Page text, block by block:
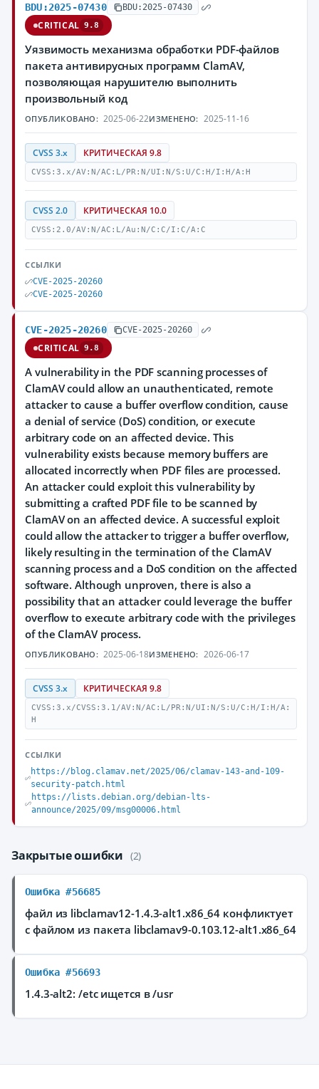
BDU:2025-07430 BDU:2025-07430
CRITICAL 9.8
Уязвимость механизма обработки PDF-файлов
пакета антивирусных программ ClamAV,
позволяющая нарушителю выполнить
произвольный код
ОПУБЛИКОВАНО: 2025-06-22ИЗМЕНЕНО: 2025-11-16
CVSS 3.x КРИТИЧЕСКАЯ 9.8
CVSS:3.x/AV:N/AC:L/PR:N/UI:N/S:U/C:H/I:H/A:H
CVSS 2.0 КРИТИЧЕСКАЯ 10.0
CVSS:2.0/AV:N/AC:L/Au:N/C:C/I:C/A:C
ССЫЛКИ
CVE-2025-20260
CVE-2025-20260
CVE-2025-20260 CVE-2025-20260
CRITICAL 9.8
A vulnerability in the PDF scanning processes of
ClamAV could allow an unauthenticated, remote
attacker to cause a buffer overflow condition, cause
a denial of service (DoS) condition, or execute
arbitrary code on an affected device. This
vulnerability exists because memory buffers are
allocated incorrectly when PDF files are processed.
An attacker could exploit this vulnerability by
submitting a crafted PDF file to be scanned by
ClamAV on an affected device. A successful exploit
could allow the attacker to trigger a buffer overflow,
likely resulting in the termination of the ClamAV
scanning process and a DoS condition on the affected
software. Although unproven, there is also a
possibility that an attacker could leverage the buffer
overflow to execute arbitrary code with the privileges
of the ClamAV process.
ОПУБЛИКОВАНО: 2025-06-18ИЗМЕНЕНО: 2026-06-17
CVSS 3.x КРИТИЧЕСКАЯ 9.8
CVSS:3.x/CVSS:3.1/AV:N/AC:L/PR:N/UI:N/S:U/C:H/I:H/A:
H
ССЫЛКИ
https://blog.clamav.net/2025/06/clamav-143-and-109-
security-patch.html
https://lists.debian.org/debian-lts-
announce/2025/09/msg00006.html
Закрытые ошибки (2)
Ошибка #56685
файл из libclamav12-1.4.3-alt1.x86_64 конфликтует
с файлом из пакета libclamav9-0.103.12-alt1.x86_64
Ошибка #56693
1.4.3-alt2: /etc ищется в /usr